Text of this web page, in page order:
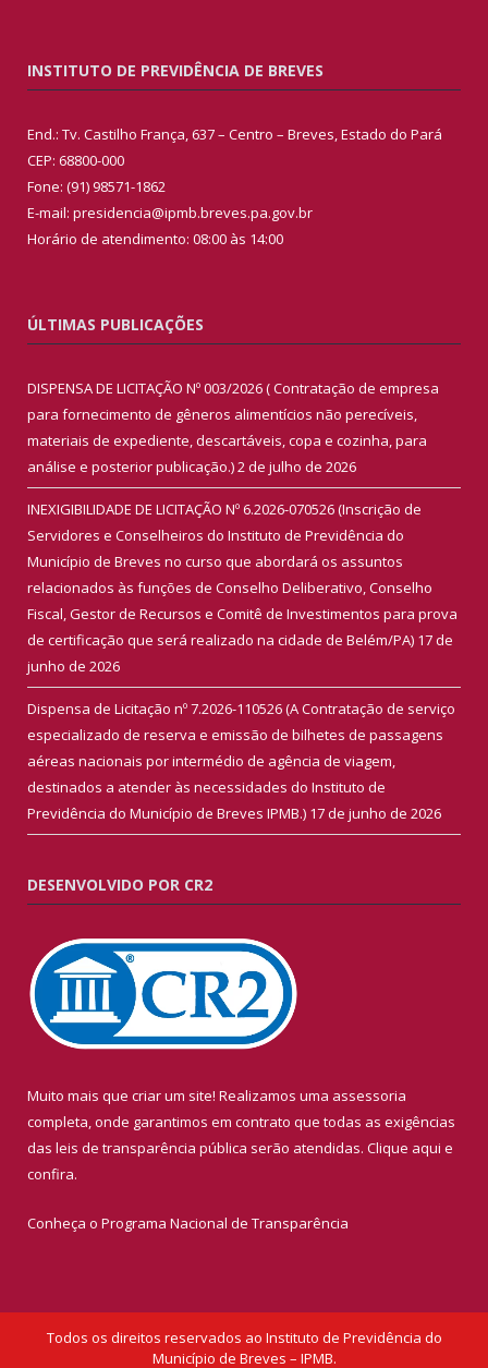
INSTITUTO DE PREVIDÊNCIA DE BREVES
End.: Tv. Castilho França, 637 – Centro – Breves, Estado do Pará
CEP: 68800-000
Fone: (91) 98571-1862
E-mail: presidencia@ipmb.breves.pa.gov.br
Horário de atendimento: 08:00 às 14:00
ÚLTIMAS PUBLICAÇÕES
DISPENSA DE LICITAÇÃO Nº 003/2026 ( Contratação de empresa
para fornecimento de gêneros alimentícios não perecíveis,
materiais de expediente, descartáveis, copa e cozinha, para
análise e posterior publicação.)2 de julho de 2026
INEXIGIBILIDADE DE LICITAÇÃO Nº 6.2026-070526 (Inscrição de
Servidores e Conselheiros do Instituto de Previdência do
Município de Breves no curso que abordará os assuntos
relacionados às funções de Conselho Deliberativo, Conselho
Fiscal, Gestor de Recursos e Comitê de Investimentos para prova
de certificação que será realizado na cidade de Belém/PA) 17 de
junho de 2026
Dispensa de Licitação nº 7.2026-110526 (A Contratação de serviço
especializado de reserva e emissão de bilhetes de passagens
aéreas nacionais por intermédio de agência de viagem,
destinados a atender às necessidades do Instituto de
Previdência do Município de Breves IPMB.) 17 de junho de 2026
DESENVOLVIDO POR CR2
Muito mais que criar um site! Realizamos uma assessoria
completa, onde garantimos em contrato que todas as exigências
das leis de transparência pública serão atendidas. Clique aqui e
confira.
Conheça o Programa Nacional de Transparência
Todos os direitos reservados ao Instituto de Previdência do
Município de Breves – IPMB.